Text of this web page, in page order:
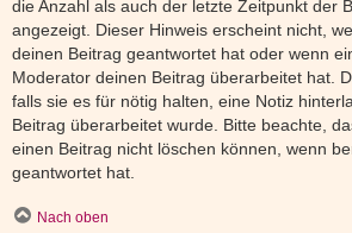
die Anzahl als auch der letzte Zeitpunkt der
angezeigt. Dieser Hinweis erscheint nicht,
deinen Beitrag geantwortet hat oder wenn
Moderator deinen Beitrag überarbeitet hat.
falls sie es für nötig halten, eine Notiz
Beitrag überarbeitet wurde. Bitte beachte,
einen Beitrag nicht löschen können, wenn
geantwortet hat.
Nach oben